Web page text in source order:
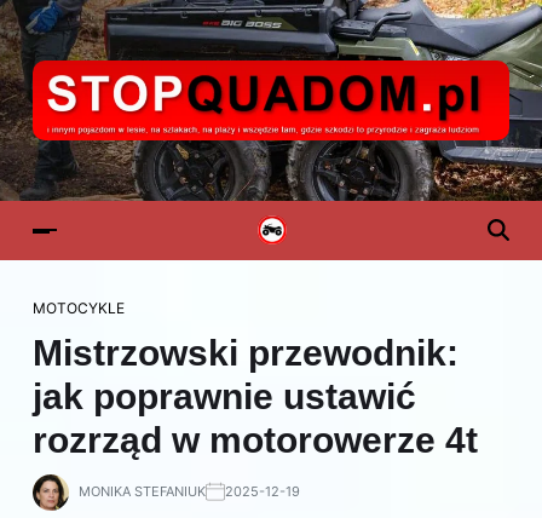
MOTOCYKLE
Mistrzowski przewodnik:
jak poprawnie ustawić
rozrząd w motorowerze 4t
MONIKA STEFANIUK 2025-12-19